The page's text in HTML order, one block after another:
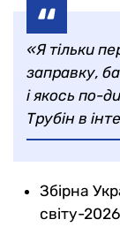
«Я тільки
заправку,
і якось по-
Трубін в
Збірна
світу-